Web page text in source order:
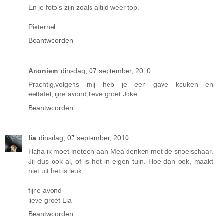
En je foto's zijn zoals altijd weer top.
Pieternel
Beantwoorden
Anoniem dinsdag, 07 september, 2010
Prachtig,volgens mij heb je een gave keuken en
eettafel,fijne avond,lieve groet Joke.
Beantwoorden
lia dinsdag, 07 september, 2010
Haha ik moet meteen aan Mea denken met de snoeischaar.
Jij dus ook al, of is het in eigen tuin. Hoe dan ook, maakt
niet uit het is leuk.
fijne avond
lieve groet Lia
Beantwoorden